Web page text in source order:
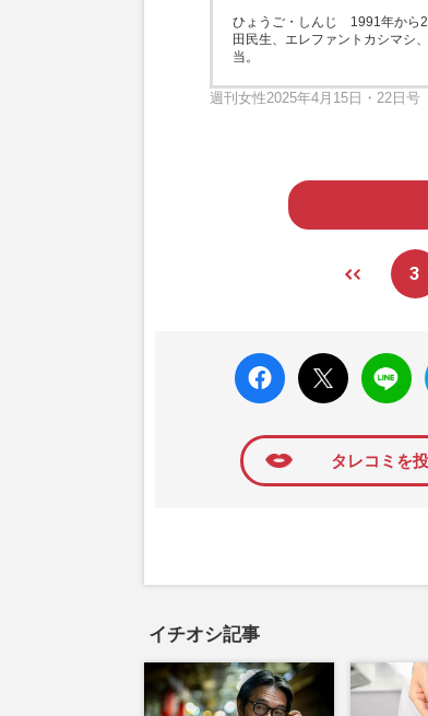
ひょうご・しんじ 1991年から
田民生、エレファントカシマシ
当。
週刊女性2025年4月15日・22日号
3
faceboo
k いい
ね
X ポス
ト
LINE
タレコミを
イチオシ記事